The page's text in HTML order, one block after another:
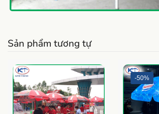
Sản phẩm tương tự
-50%